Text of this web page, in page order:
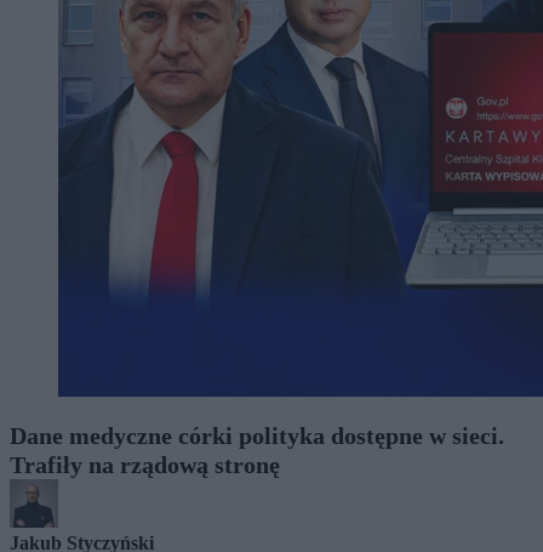
Dane medyczne córki polityka dostępne w sieci.
Trafiły na rządową stronę
Jakub Styczyński